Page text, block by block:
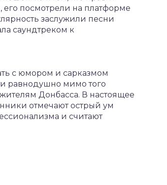
его посмотрели на платформе
заслужили песни
саундтреком к
с юмором и сарказмом
равнодушно мимо того
Донбасса. В настоящее
отмечают острый ум
и считают